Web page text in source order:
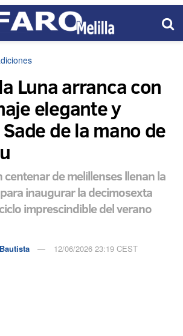
Luna arranca con
elegante y
de la mano de
de melillenses llenan la
inaugurar la decimosexta
imprescindible del verano
12/06/2026 23:19 CEST